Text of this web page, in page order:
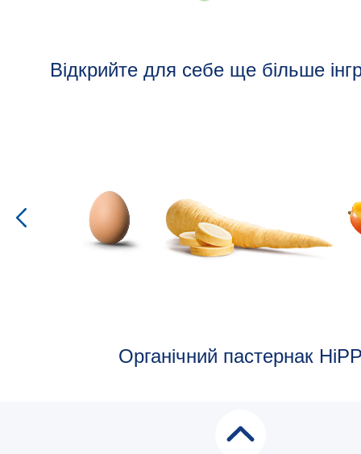
Відкрийте для себе ще більше
Органічний пастернак